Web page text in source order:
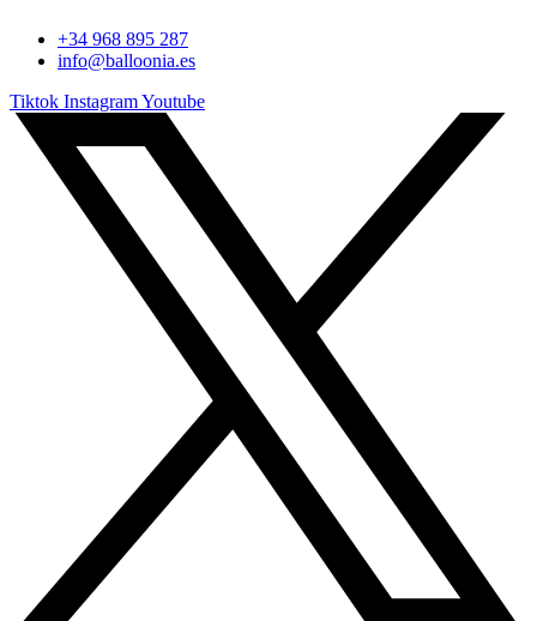
+34 968 895 287
info@balloonia.es
Tiktok InstagramYoutube